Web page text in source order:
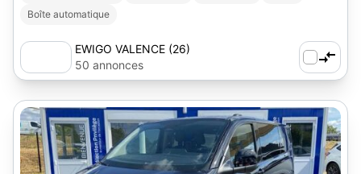
Boîte automatique
EWIGO VALENCE (26)
50 annonces